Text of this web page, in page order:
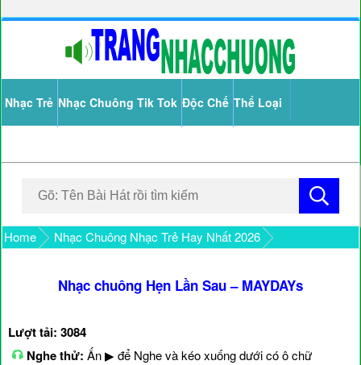
Nhạc Trẻ Nhạc Chuông Tik Tok Độc Chế Thể Loại
Home Nhạc Chuông Nhạc Trẻ Hay Nhất 2026
Nhạc chuông Hẹn Lần Sau – MAYDAYs
Lượt tải: 3084
Nghe thử: Ấn ▶ để Nghe và kéo xuống dưới có ô chữ